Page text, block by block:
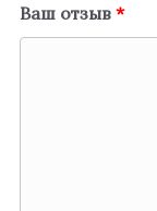
Ваш отзыв *